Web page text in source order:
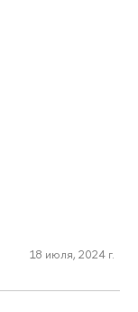
18 июля, 2024 г.